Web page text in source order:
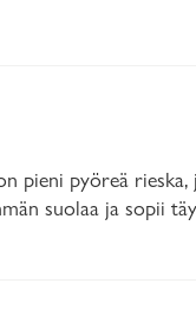
pieni pyöreä
suolaa ja sopii